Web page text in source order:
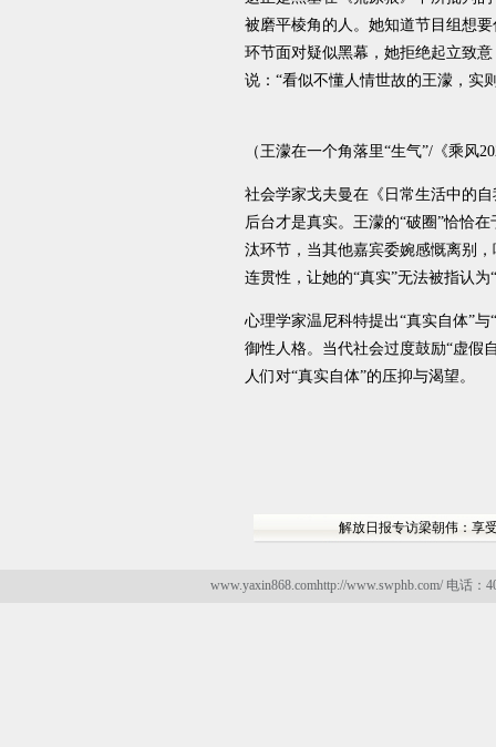
被磨平棱角的人。她知道节目组想
环节面对疑似黑幕，她拒绝起立致
说：“看似不懂人情世故的王濛，实
（王濛在一个角落里“生气”/《乘风
社会学家戈夫曼在《日常生活中的
后台才是真实。王濛的“破圈”恰恰
汰环节，当其他嘉宾委婉感慨离别
连贯性，让她的“真实”无法被指认为
心理学家温尼科特提出“真实自体”
御性人格。当代社会过度鼓励“虚假
人们对“真实自体”的压抑与渴望。
解放日报专访梁朝伟：享
www.yaxin868.comhttp://www.swphb.com/ 电话